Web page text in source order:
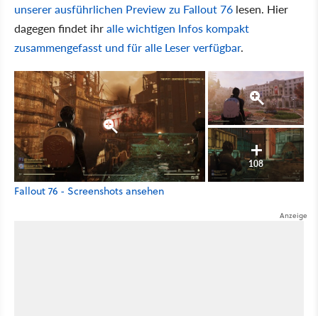
unserer ausführlichen Preview zu Fallout 76 lesen. Hier
dagegen findet ihralle wichtigen Infos kompakt
zusammengefasst und für alle Leser verfügbar.
108
Fallout 76 - Screenshots ansehen